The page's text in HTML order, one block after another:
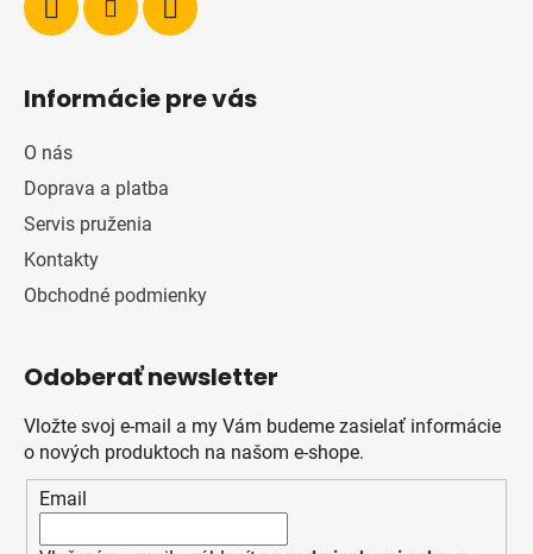
Informácie pre vás
O nás
Doprava a platba
Servis pruženia
Kontakty
Obchodné podmienky
Odoberať newsletter
Vložte svoj e-mail a my Vám budeme zasielať informácie
o nových produktoch na našom e-shope.
Email